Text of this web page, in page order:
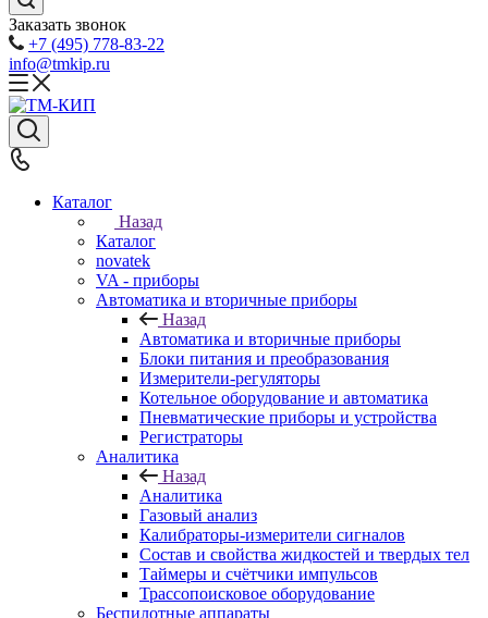
Заказать звонок
+7 (495) 778-83-22
info@tmkip.ru
Каталог
Назад
Каталог
novatek
VA - приборы
Автоматика и вторичные приборы
Назад
Автоматика и вторичные приборы
Блоки питания и преобразования
Измерители-регуляторы
Котельное оборудование и автоматика
Пневматические приборы и устройства
Регистраторы
Аналитика
Назад
Аналитика
Газовый анализ
Калибраторы-измерители сигналов
Состав и свойства жидкостей и твердых тел
Таймеры и счётчики импульсов
Трассопоисковое оборудование
Беспилотные аппараты